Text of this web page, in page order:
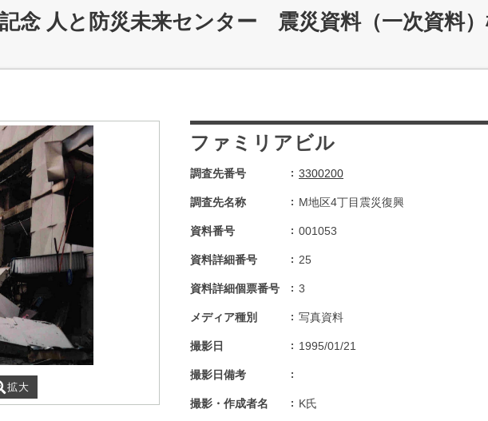
念 人と防災未来センター 震災資料（一次資料
拡大
ファミリアビル
調査先番号 3300200
調査先名称 M地区4丁目震災復興
資料番号 001053
資料詳細番号 25
資料詳細個票番号 3
メディア種別 写真資料
撮影日 1995/01/21
撮影日備考
撮影・作成者名 K氏